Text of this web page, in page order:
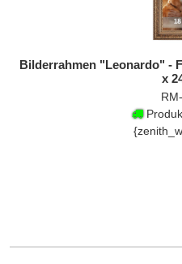
Bilderrahmen "Leonardo" -
x